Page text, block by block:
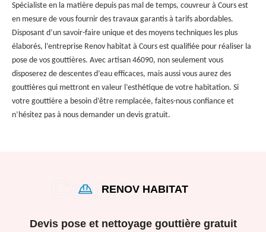
Spécialiste en la matière depuis pas mal de temps, couvreur à Cours est
en mesure de vous fournir des travaux garantis à tarifs abordables.
Disposant d’un savoir-faire unique et des moyens techniques les plus
élaborés, l’entreprise Renov habitat à Cours est qualifiée pour réaliser la
pose de vos gouttières. Avec artisan 46090, non seulement vous
disposerez de descentes d’eau efficaces, mais aussi vous aurez des
gouttières qui mettront en valeur l’esthétique de votre habitation. Si
votre gouttière a besoin d’être remplacée, faites-nous confiance et
n’hésitez pas à nous demander un devis gratuit.
RENOV HABITAT
Devis pose et nettoyage gouttière gratuit